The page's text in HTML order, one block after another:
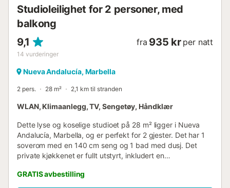
nærheten. Det livlige Puerto Banús ligger bare en kort
kjøretur un...
Studioleilighet for 2 personer, med
balkong
9,1
14 vurderinger
fra 935 kr per natt
Nueva Andalucía, Marbella
2 pers. 28 m² 2,1 km til stranden
WLAN, Klimaanlegg, TV, Sengetøy, Håndklær
Dette lyse og koselige studioet på 28 m² ligger i Nueva
Andalucía, Marbella, og er perfekt for 2 gjester. Det har 1
soverom med en 140 cm seng og 1 bad med dusj. Det
private kjøkkenet er fullt utstyrt, inkludert en
klimaanlegg og oppvarming i stue- og soveområdene, en
vifte og en vaskemaskin. Tilgang til leiligheten skjer via en
GRATIS avbestilling